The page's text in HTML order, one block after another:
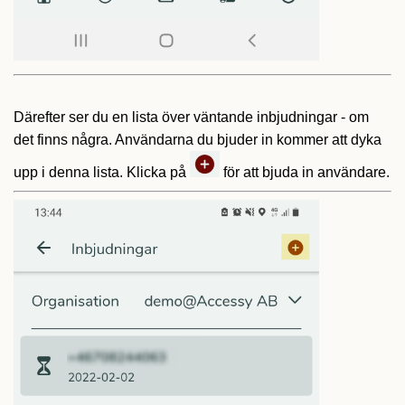
Därefter ser du en lista över väntande inbjudningar - om
det finns några. Användarna du bjuder in kommer att dyka
upp i denna lista. Klicka på för att bjuda in användare.